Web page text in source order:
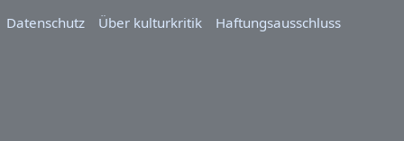
Datenschutz
Über kulturkritik Haftungsausschluss